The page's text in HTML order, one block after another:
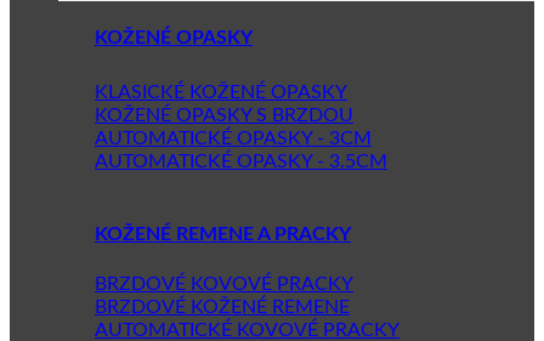
KOŽENÉ OPASKY
KLASICKÉ KOŽENÉ OPASKY
KOŽENÉ OPASKY S BRZDOU
AUTOMATICKÉ OPASKY - 3CM
AUTOMATICKÉ OPASKY - 3.5CM
KOŽENÉ REMENE A PRACKY
BRZDOVÉ KOVOVÉ PRACKY
BRZDOVÉ KOŽENÉ REMENE
AUTOMATICKÉ KOVOVÉ PRACKY